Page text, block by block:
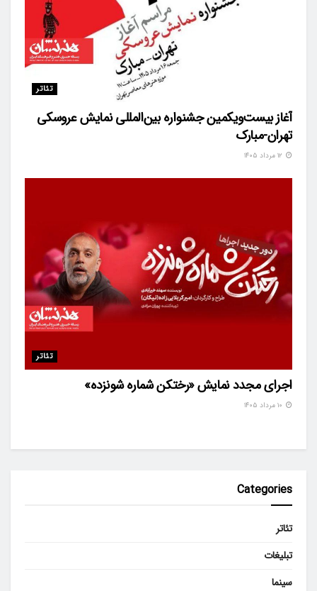
تئاتر
آغاز بیست‌ویکمین جشنواره بین‌المللی نمایش عروسکی
تهران-مبارک
تئاتر
اجرای مجدد نمایش «رختکن شماره شونزده»
Categories
تئاتر
تبلیغات
سینما